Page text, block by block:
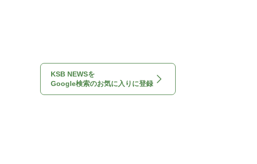
KSB NEWSを
Google検索のお気に入りに登録